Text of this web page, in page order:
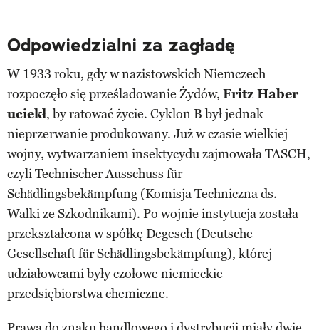
Odpowiedzialni za zagładę
W 1933 roku, gdy w nazistowskich Niemczech
rozpoczęło się prześladowanie Żydów, Fritz Haber
uciekł, by ratować życie. Cyklon B był jednak
nieprzerwanie produkowany. Już w czasie wielkiej
wojny, wytwarzaniem insektycydu zajmowała TASCH,
czyli Technischer Ausschuss für
Schädlingsbekämpfung (Komisja Techniczna ds.
Walki ze Szkodnikami). Po wojnie instytucja została
przekształcona w spółkę Degesch (Deutsche
Gesellschaft für Schädlingsbekämpfung), której
udziałowcami były czołowe niemieckie
przedsiębiorstwa chemiczne.